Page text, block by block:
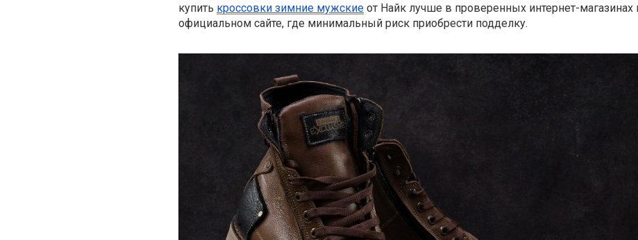
купить кроссовки зимние мужские от Найк лучше в проверенных интернет-магазинах
официальном сайте, где минимальный риск приобрести подделку.